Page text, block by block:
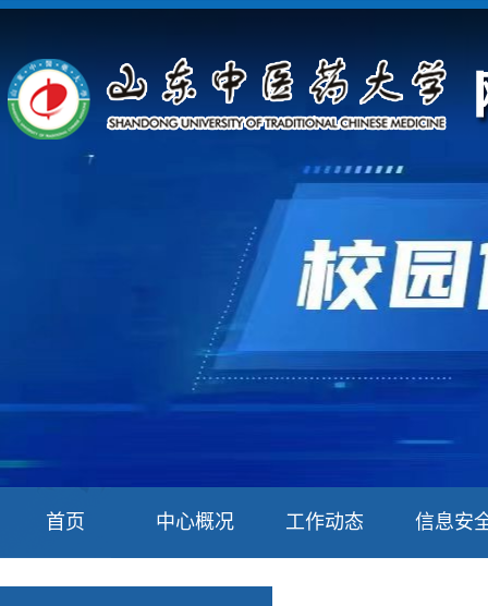
首页 中心概况 工作动态 信息安